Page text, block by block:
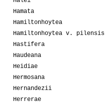
Hamata
Hamiltonhoytea
Hamiltonhoytea v. pilensis
Hastifera
Haudeana
Heidiae
Hermosana
Hernandezii
Herrerae